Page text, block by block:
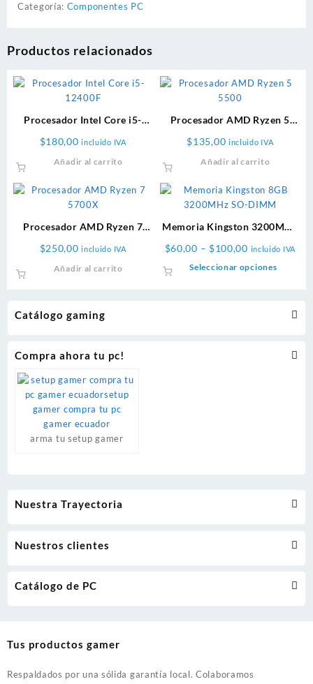
Catálogo gaming
Compra ahora tu pc!
arma tu setup gamer
Categoría: Componentes PC
Productos relacionados
Procesador Intel Core i5-
$180,00 incluido IVA
Añadir al carrito
Procesador AMD Ryzen 5
$135,00 incluido IVA
Añadir al carrito
Procesador AMD Ryzen 7
$250,00 incluido IVA
Añadir al carrito
Memoria Kingston 3200MHz
$60,00 – $100,00Price
range:
incluido IVA
Seleccionar opcionesEste
Nuestra Trayectoria
Nuestros clientes
Catálogo de PC
Tus productos gamer
Respaldados por una sólida garantía local. Colaboramos